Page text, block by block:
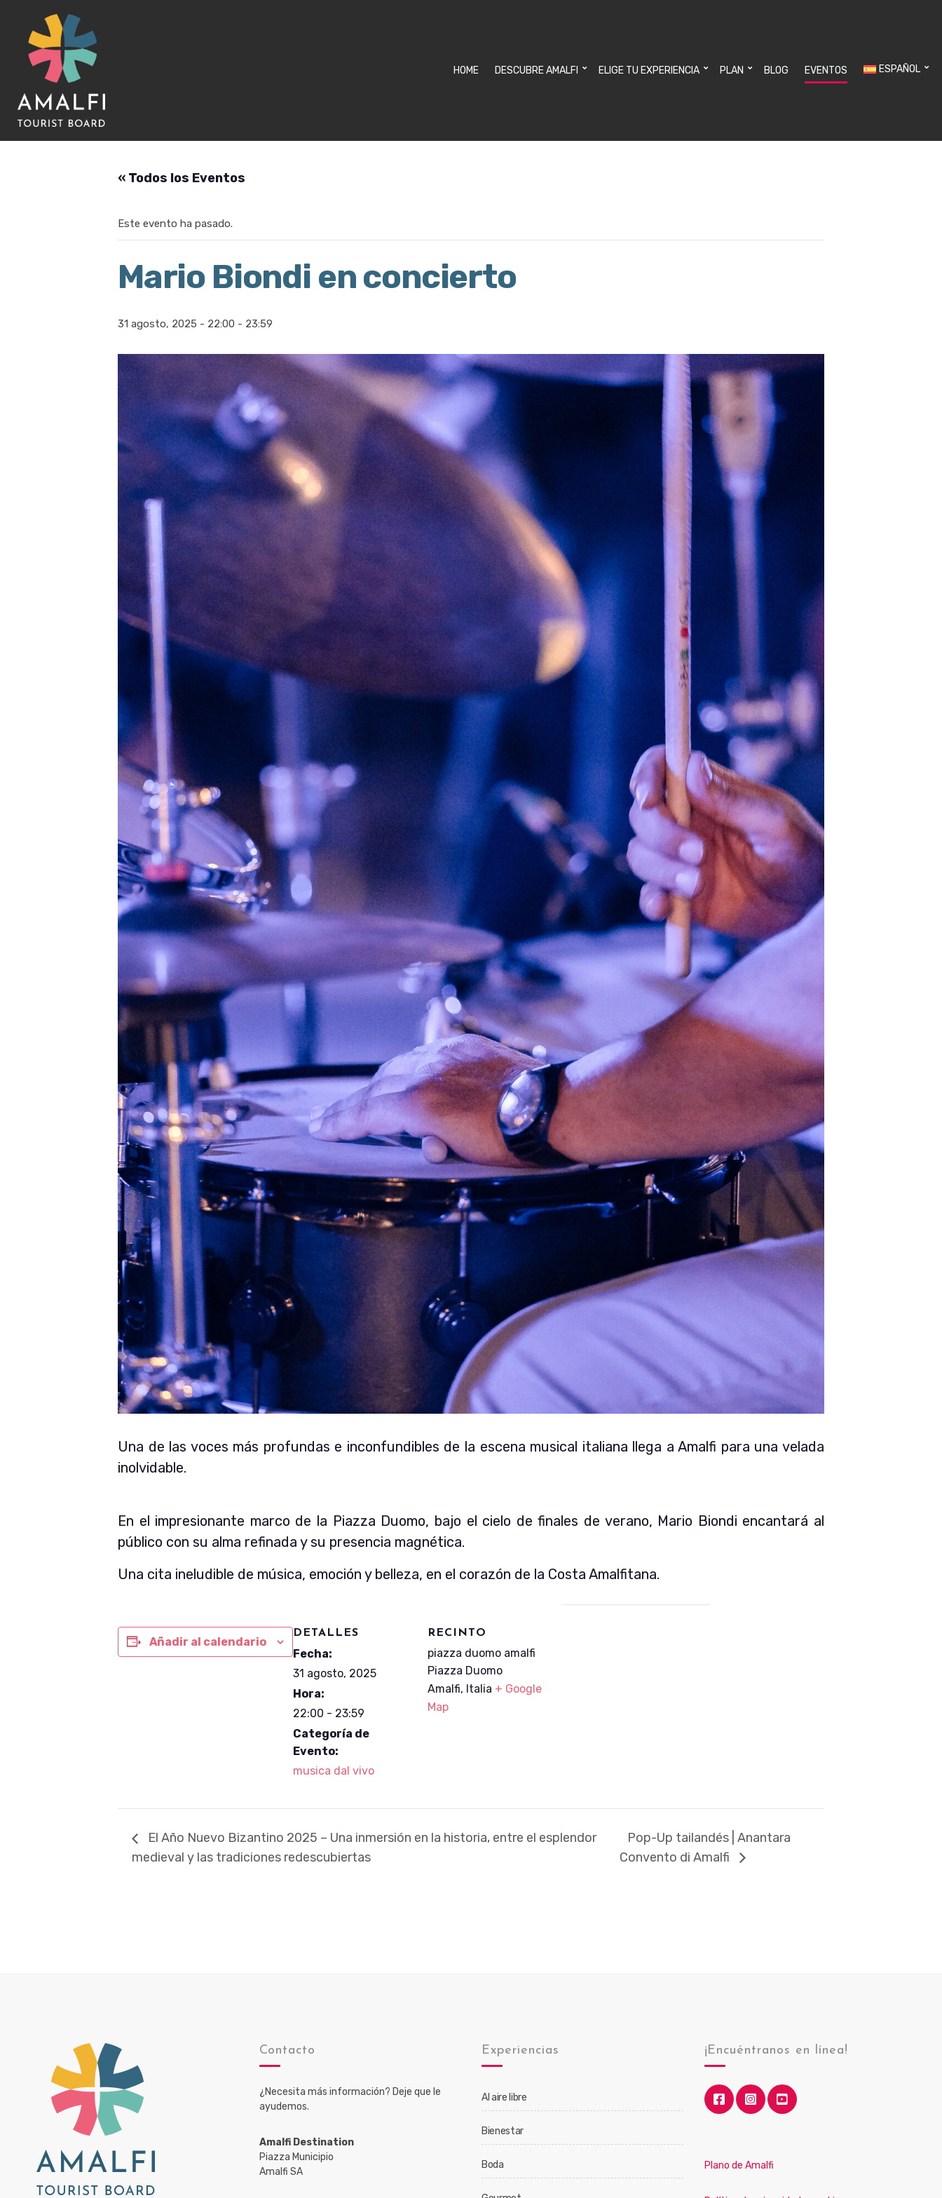
HOME DESCUBRE AMALFI ELIGE TU EXPERIENCIA PLAN BLOG EVENTOS ESPAÑOL
« Todos los Eventos
Este evento ha pasado.
Mario Biondi en concierto
31 agosto, 2025 - 22:00 - 23:59
Una de las voces más profundas e inconfundibles de la escena musical italiana llega a Amalfi para una velada
inolvidable.
En el impresionante marco de la Piazza Duomo, bajo el cielo de finales de verano, Mario Biondi encantará al
público con su alma refinada y su presencia magnética.
Una cita ineludible de música, emoción y belleza, en el corazón de la Costa Amalfitana.
Añadir al calendario
DETALLES
Fecha:
31 agosto, 2025
Hora:
22:00 - 23:59
Categoría de
Evento:
musica dal vivo
RECINTO
piazza duomo amalfi
Piazza Duomo
Amalfi, Italia + Google
Map
El Año Nuevo Bizantino 2025 – Una inmersión en la historia, entre el esplendor
medieval y las tradiciones redescubiertas
Pop-Up tailandés | Anantara
Convento di Amalfi
Contacto
¿Necesita más información? Deje que le
ayudemos.
Amalfi Destination
Piazza Municipio
Amalfi SA
Experiencias
Al aire libre
Bienestar
Boda
¡Encuéntranos en línea!
Plano de Amalfi